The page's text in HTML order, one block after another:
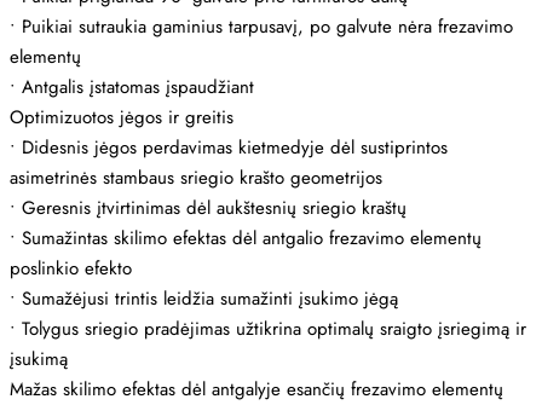
• Puikiai sutraukia gaminius tarpusavį, po galvute nėra frezavimo
elementų
• Antgalis įstatomas įspaudžiant
Optimizuotos jėgos ir greitis
• Didesnis jėgos perdavimas kietmedyje dėl sustiprintos
asimetrinės stambaus sriegio krašto geometrijos
• Geresnis įtvirtinimas dėl aukštesnių sriegio kraštų
• Sumažintas skilimo efektas dėl antgalio frezavimo elementų
poslinkio efekto
• Sumažėjusi trintis leidžia sumažinti įsukimo jėgą
• Tolygus sriegio pradėjimas užtikrina optimalų sraigto įsriegimą ir
įsukimą
Mažas skilimo efektas dėl antgalyje esančių frezavimo elementų